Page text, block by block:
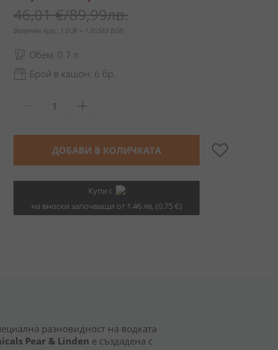
46,01 €/89,99лв.
Валутен курс: 1 EUR = 1.95583 BGN
Обем: 0.7 л.
Брой в кашон: 6 бр.
ДОБАВИ В КОЛИЧКАТА
Купи с
на вноски започващи от 1.46 лв. (0.75 €)
разновидност на водката
Pear & Linden е създадена с